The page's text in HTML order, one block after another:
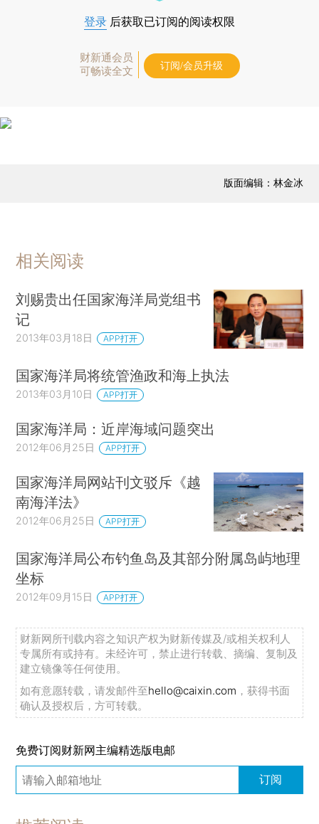
登录 后获取已订阅的阅读权限
财新通会员
可畅读全文
订阅/会员升级
版面编辑：林金冰
相关阅读
刘赐贵出任国家海洋局党组书
记
2013年03月18日 APP打开
国家海洋局将统管渔政和海上执法
2013年03月10日 APP打开
国家海洋局：近岸海域问题突出
2012年06月25日 APP打开
国家海洋局网站刊文驳斥《越
南海洋法》
2012年06月25日 APP打开
国家海洋局公布钓鱼岛及其部分附属岛屿地理
坐标
2012年09月15日 APP打开
财新网所刊载内容之知识产权为财新传媒及/或相关权利人
专属所有或持有。未经许可，禁止进行转载、摘编、复制及
建立镜像等任何使用。
如有意愿转载，请发邮件至hello@caixin.com ，获得书面
确认及授权后，方可转载。
免费订阅财新网主编精选版电邮
订阅